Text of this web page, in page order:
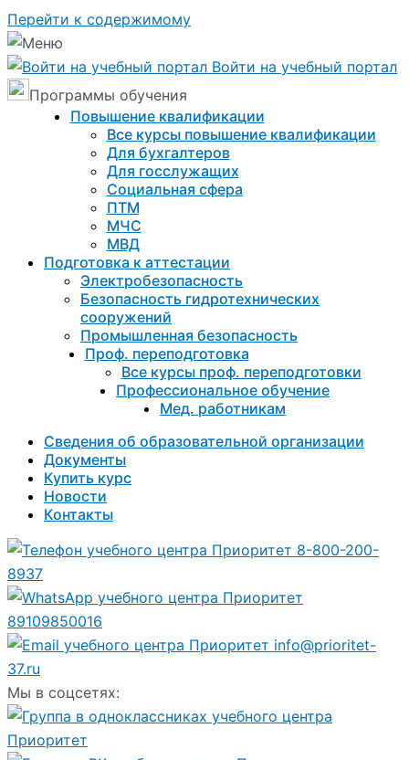
Перейти к содержимому
Войти на учебный портал
Программы обучения
Повышение квалификации
Все курсы повышение квалификации
Для бухгалтеров
Для госслужащих
Социальная сфера
ПТМ
МЧС
МВД
Подготовка к aттестации
Электробезопасность
Безопасность гидротехнических
сооружений
Промышленная безопасность
Проф. переподготовка
Все курсы проф. переподготовки
Профессиональное обучение
Мед. работникам
Сведения об образовательной организации
Документы
Купить курс
Новости
Контакты
8-800-200-
8937
89109850016
info@prioritet-
37.ru
Мы в соцсетях: